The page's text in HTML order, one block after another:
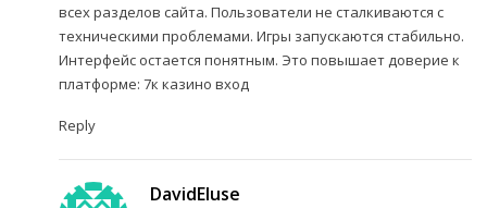
всех разделов сайта. Пользователи не сталкиваются с
техническими проблемами. Игры запускаются стабильно.
Интерфейс остается понятным. Это повышает доверие к
платформе: 7к казино вход
Reply
DavidEluse